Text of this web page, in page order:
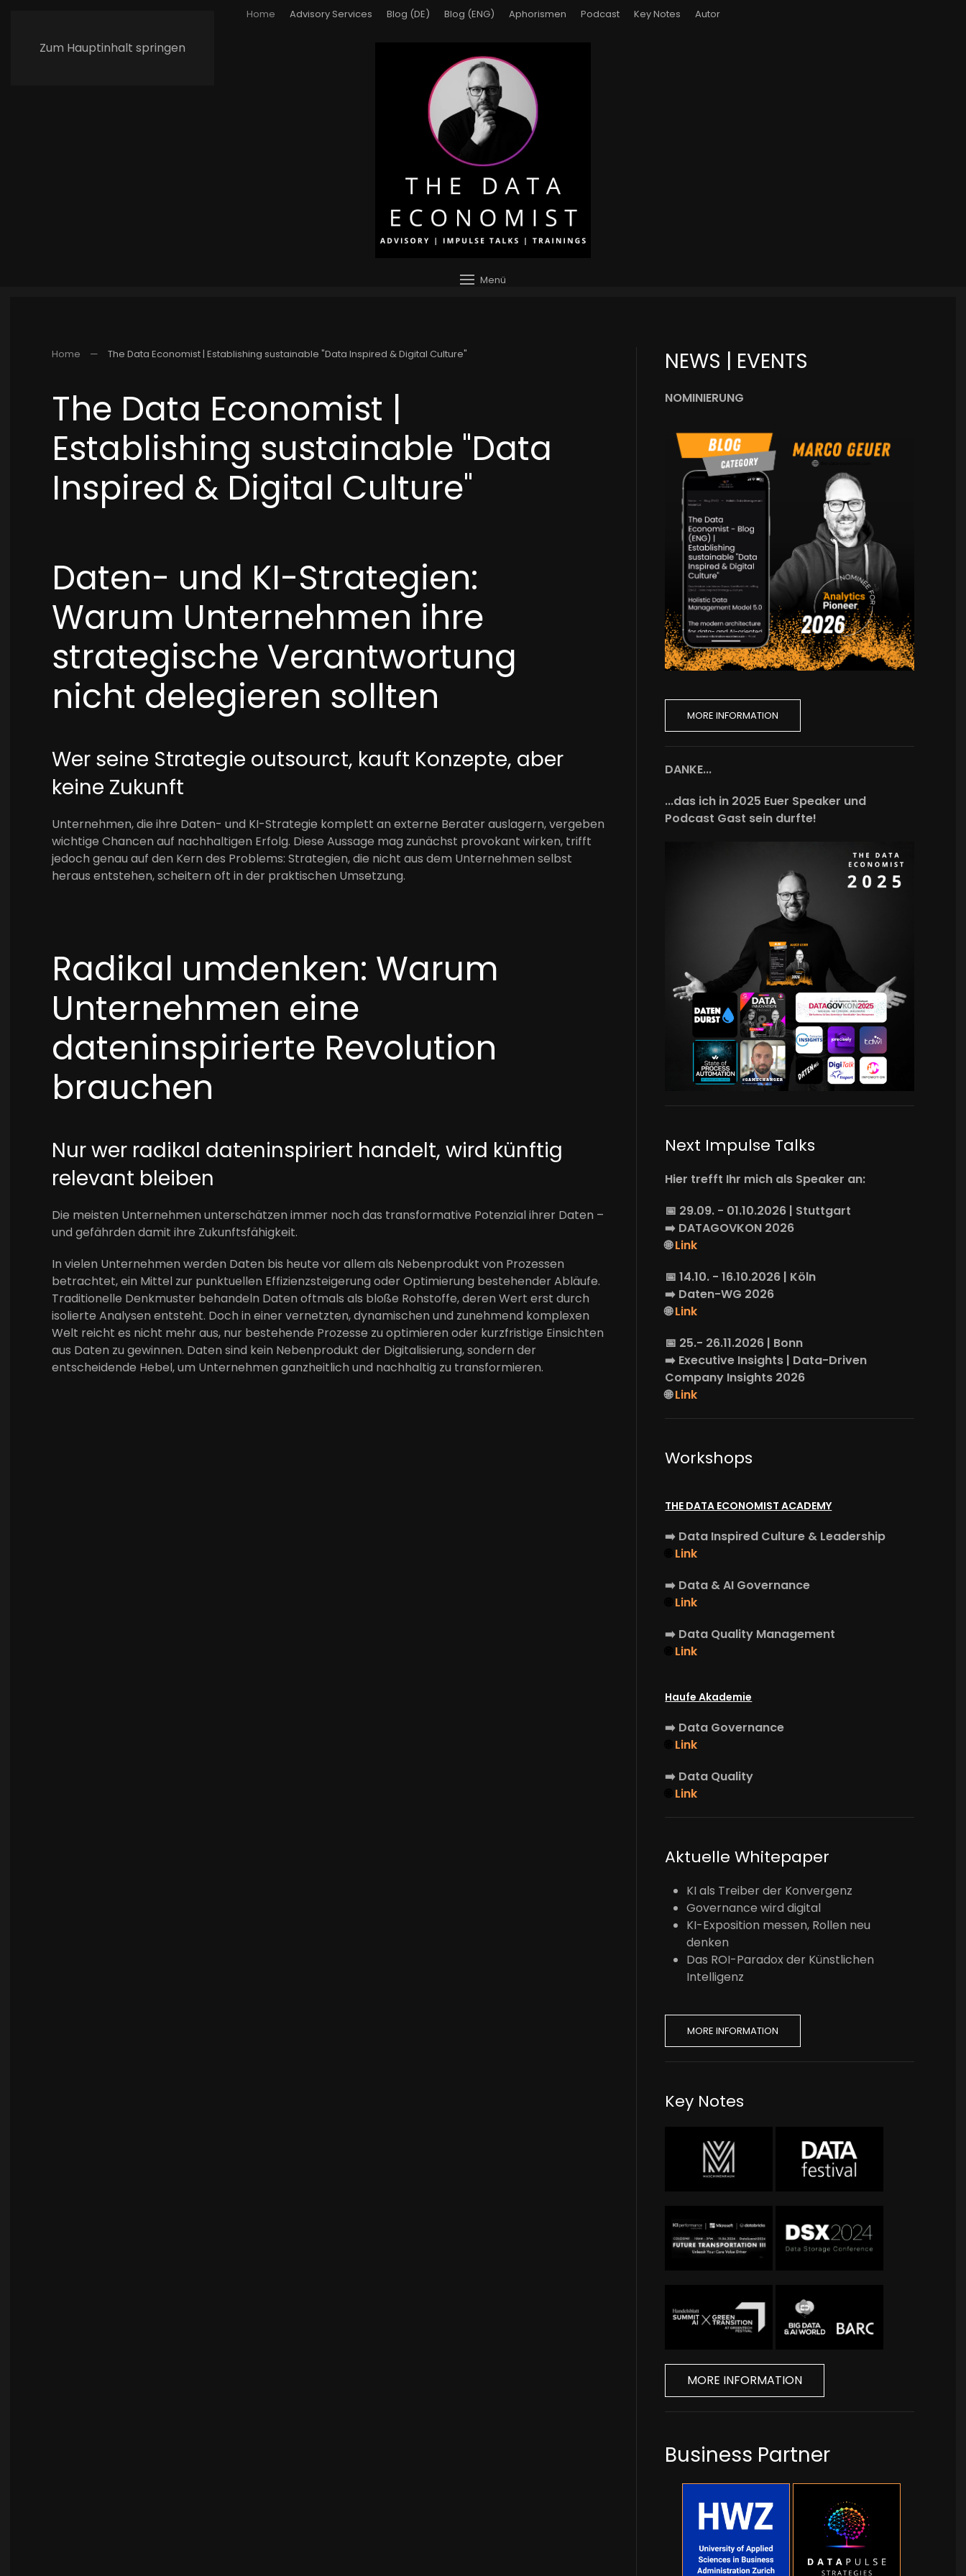
Zum Hauptinhalt springen
Home Advisory Services Blog (DE) Blog (ENG) Aphorismen Podcast Key Notes Autor
Menü
Home The Data Economist | Establishing sustainable "Data Inspired & Digital Culture"
The Data Economist |
Establishing sustainable "Data
Inspired & Digital Culture"
Daten- und KI-Strategien:
Warum Unternehmen ihre
strategische Verantwortung
nicht delegieren sollten
Wer seine Strategie outsourct, kauft Konzepte, aber
keine Zukunft
Unternehmen, die ihre Daten- und KI-Strategie komplett an externe Berater auslagern, vergeben
wichtige Chancen auf nachhaltigen Erfolg. Diese Aussage mag zunächst provokant wirken, trifft
jedoch genau auf den Kern des Problems: Strategien, die nicht aus dem Unternehmen selbst
heraus entstehen, scheitern oft in der praktischen Umsetzung.
Radikal umdenken: Warum
Unternehmen eine
dateninspirierte Revolution
brauchen
Nur wer radikal dateninspiriert handelt, wird künftig
relevant bleiben
Die meisten Unternehmen unterschätzen immer noch das transformative Potenzial ihrer Daten –
und gefährden damit ihre Zukunftsfähigkeit.
In vielen Unternehmen werden Daten bis heute vor allem als Nebenprodukt von Prozessen
betrachtet, ein Mittel zur punktuellen Effizienzsteigerung oder Optimierung bestehender Abläufe.
Traditionelle Denkmuster behandeln Daten oftmals als bloße Rohstoffe, deren Wert erst durch
isolierte Analysen entsteht. Doch in einer vernetzten, dynamischen und zunehmend komplexen
Welt reicht es nicht mehr aus, nur bestehende Prozesse zu optimieren oder kurzfristige Einsichten
aus Daten zu gewinnen. Daten sind kein Nebenprodukt der Digitalisierung, sondern der
entscheidende Hebel, um Unternehmen ganzheitlich und nachhaltig zu transformieren.
NEWS | EVENTS
NOMINIERUNG
MORE INFORMATION
DANKE...
...das ich in 2025 Euer Speaker und
Podcast Gast sein durfte!
Next Impulse Talks
Hier trefft Ihr mich als Speaker an:
📅 29.09. - 01.10.2026 | Stuttgart
➡️ DATAGOVKON 2026
🌐Link
📅 14.10. - 16.10.2026 | Köln
➡️ Daten-WG 2026
🌐Link
📅 25.- 26.11.2026 | Bonn
➡️ Executive Insights | Data-Driven
Company Insights 2026
🌐Link
Workshops
THE DATA ECONOMIST ACADEMY
➡️ Data Inspired Culture & Leadership
Link
➡️ Data & AI Governance
Link
➡️ Data Quality Management
Link
Haufe Akademie
➡️ Data Governance
Link
➡️ Data Quality
Link
Aktuelle Whitepaper
KI als Treiber der Konvergenz
Governance wird digital
KI-Exposition messen, Rollen neu
denken
Das ROI-Paradox der Künstlichen
Intelligenz
MORE INFORMATION
Key Notes
MORE INFORMATION
Business Partner